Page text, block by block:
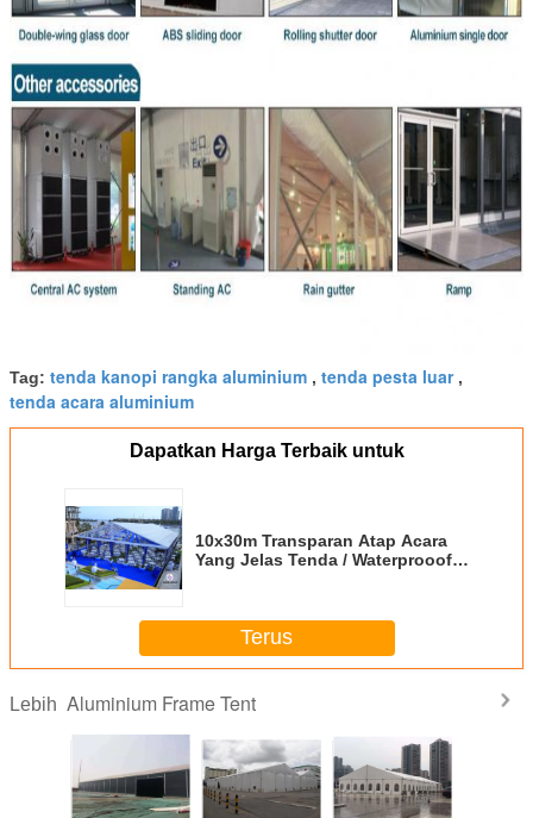
Tag: tenda kanopi rangka aluminium , tenda pesta luar,
tenda acara aluminium
Dapatkan Harga Terbaik untuk
10x30m Transparan Atap Acara
Yang Jelas Tenda / Waterprooof
Terus
Lebih Aluminium Frame Tent